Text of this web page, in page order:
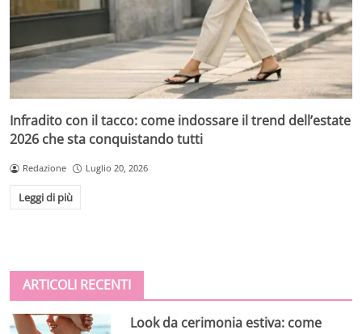
Infradito con il tacco: come indossare il trend dell’estate
2026 che sta conquistando tutti
Redazione Luglio 20, 2026
Leggi di più
ARTICOLI RECENTI
Look da cerimonia estiva: come